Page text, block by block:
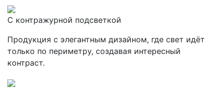
С контражурной подсветкой
Продукция с элегантным дизайном, где свет идёт
только по периметру, создавая интересный
контраст.